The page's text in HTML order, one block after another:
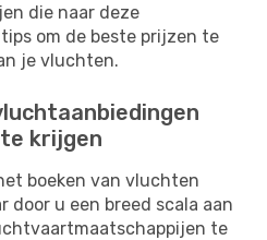
die naar deze
om de beste prijzen te
je vluchten.
krijgen
boeken van vluchten
door u een breed scala aan
te